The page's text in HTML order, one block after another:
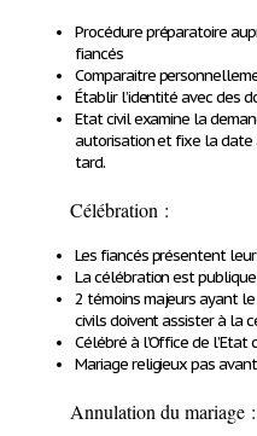
Procédure préparatoire
fiancés
Comparaitre
Établir l’identité avec des
Etat civil examine la
autorisation et fixe la date
tard.
Célébration :
Les fiancés présentent
La célébration est publique
2 témoins majeurs ayant
civils doivent assister à la
Célébré à l’Office de l’Etat
Mariage religieux pas
Annulation du mariage :